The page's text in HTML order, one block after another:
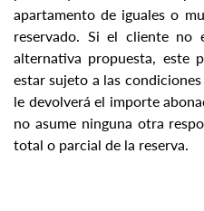
apartamento de iguales o
reservado. Si el cliente no
alternativa propuesta, este
estar sujeto a las
le devolverá el importe
no asume ninguna otra
total o parcial de la reserva.